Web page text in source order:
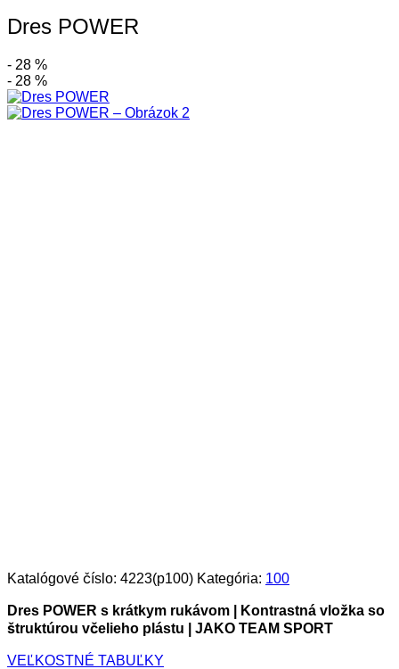
Dres POWER
- 28 %
- 28 %
Katalógové číslo: 4223(p100) Kategória: 100
Dres POWER s krátkym rukávom | Kontrastná vložka so
štruktúrou včelieho plástu | JAKO TEAM SPORT
VEĽKOSTNÉ TABUĽKY